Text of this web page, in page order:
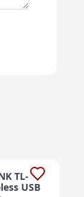
TL-
USB